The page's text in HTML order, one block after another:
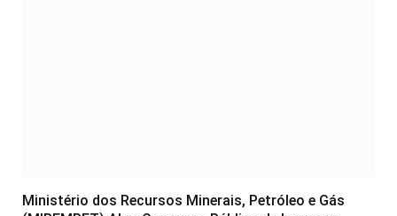
Ministério dos Recursos Minerais, Petróleo e Gás